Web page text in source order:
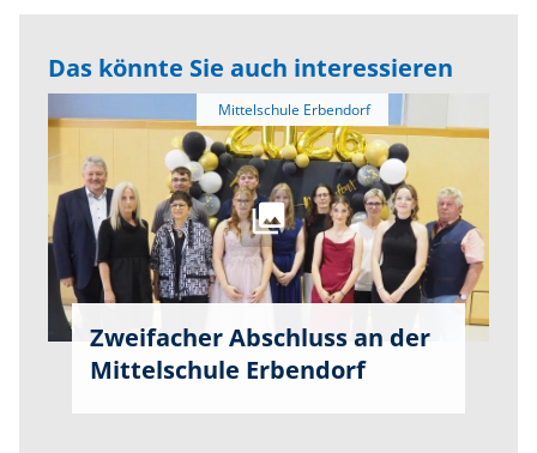
Das könnte Sie auch interessieren
Zweifacher Abschluss an der
Mittelschule Erbendorf